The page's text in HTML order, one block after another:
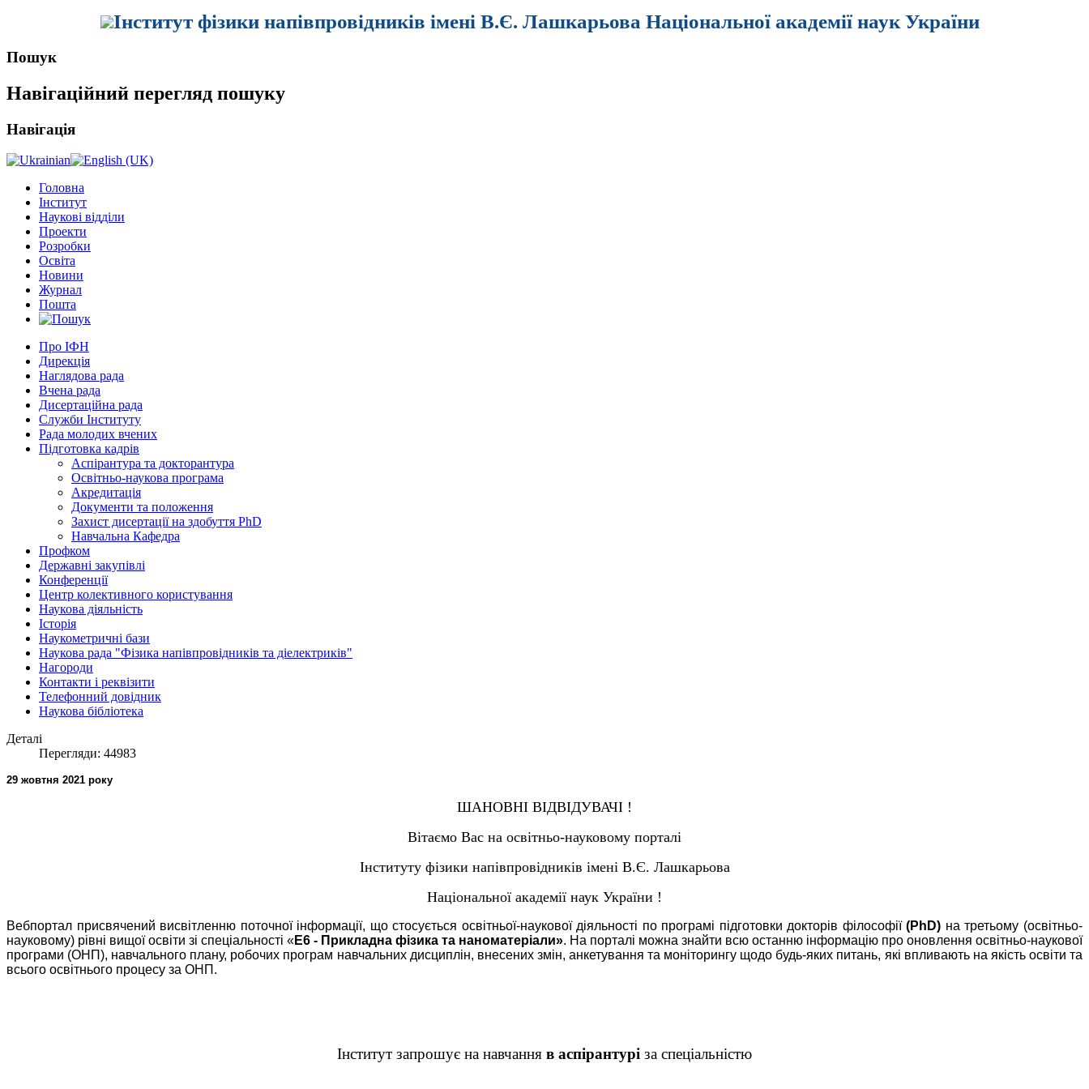
Інститут фізики напівпровідників імені В.Є. Лашкарьова Національної академії наук України
Пошук
Навігаційний перегляд пошуку
Навігація
Головна
Інститут
Наукові відділи
Проекти
Розробки
Освіта
Новини
Журнал
Пошта
Про ІФН
Дирекція
Наглядова рада
Вчена рада
Дисертаційна рада
Служби Інституту
Рада молодих вчених
Підготовка кадрів
Аспірантура та докторантура
Освітньо-наукова програма
Акредитація
Документи та положення
Захист дисертації на здобуття PhD
Навчальна Кафедра
Профком
Державні закупівлі
Конференції
Центр колективного користування
Наукова діяльність
Історія
Наукометричні бази
Наукова рада "Фізика напівпровідників та діелектриків"
Нагороди
Контакти і реквізити
Телефонний довідник
Наукова бібліотека
Деталі
Перегляди: 44983
29 жовтня 2021 року
ШАНОВНІ ВІДВІДУВАЧІ !
Вітаємо Вас на освітньо-науковому порталі
Інституту фізики напівпровідників імені В.Є. Лашкарьова
Національної академії наук України !
Вебпортал присвячений висвітленню поточної інформації, що стосується освітньої-наукової діяльності по програмі підготовки докторів філософії(PhD) на третьому (освітньо-
науковому) рівні вищої освіти зі спеціальності «Е6 - Прикладна фізика та наноматеріали». На порталі можна знайти всю останню інформацію про оновлення освітньо-наукової
програми (ОНП), навчального плану, робочих програм навчальних дисциплін, внесених змін, анкетування та моніторингу щодо будь-яких питань, які впливають на якість освіти та
всього освітнього процесу за ОНП.
Інститут запрошує на навчання в аспірантурі за спеціальністю